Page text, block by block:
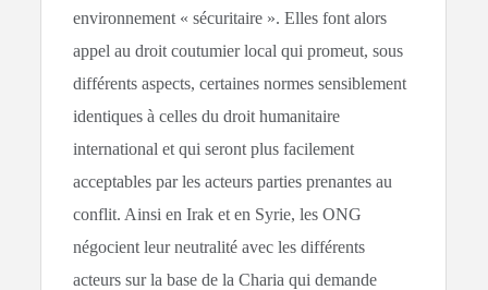
environnement « sécuritaire ». Elles font alors
appel au droit coutumier local qui promeut, sous
différents aspects, certaines normes sensiblement
identiques à celles du droit humanitaire
international et qui seront plus facilement
acceptables par les acteurs parties prenantes au
conflit. Ainsi en Irak et en Syrie, les ONG
négocient leur neutralité avec les différents
acteurs sur la base de la Charia qui demande